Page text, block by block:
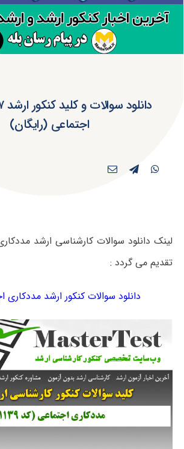
اجتماعی (رایگان)
تقدیم می گردد :
دانلود سوالات کنکور ارشد مددکاری